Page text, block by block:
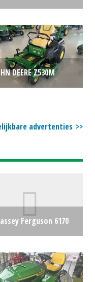
DEERE Z530M
advertenties
Ferguson 6170